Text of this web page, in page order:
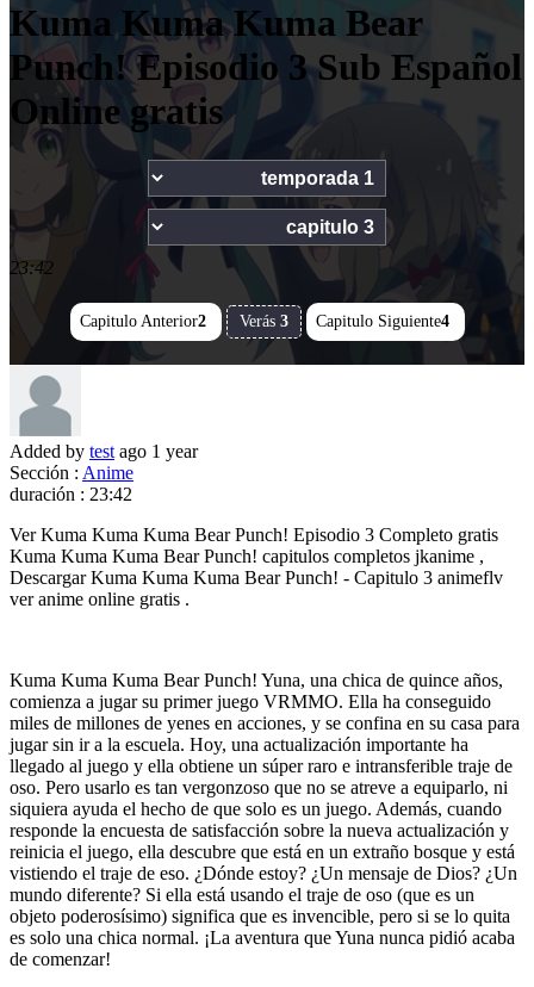
Kuma Kuma Kuma Bear
Punch! Episodio 3 Sub Español
Online gratis
23:42
Capitulo Anterior2 Verás 3 Capitulo Siguiente4
Added by test ago 1 year
Sección : Anime
duración : 23:42
Ver Kuma Kuma Kuma Bear Punch! Episodio 3 Completo gratis
Kuma Kuma Kuma Bear Punch! capitulos completos jkanime ,
Descargar Kuma Kuma Kuma Bear Punch! - Capitulo 3 animeflv
ver anime online gratis .
Kuma Kuma Kuma Bear Punch! Yuna, una chica de quince años,
comienza a jugar su primer juego VRMMO. Ella ha conseguido
miles de millones de yenes en acciones, y se confina en su casa para
jugar sin ir a la escuela. Hoy, una actualización importante ha
llegado al juego y ella obtiene un súper raro e intransferible traje de
oso. Pero usarlo es tan vergonzoso que no se atreve a equiparlo, ni
siquiera ayuda el hecho de que solo es un juego. Además, cuando
responde la encuesta de satisfacción sobre la nueva actualización y
reinicia el juego, ella descubre que está en un extraño bosque y está
vistiendo el traje de eso. ¿Dónde estoy? ¿Un mensaje de Dios? ¿Un
mundo diferente? Si ella está usando el traje de oso (que es un
objeto poderosísimo) significa que es invencible, pero si se lo quita
es solo una chica normal. ¡La aventura que Yuna nunca pidió acaba
de comenzar!